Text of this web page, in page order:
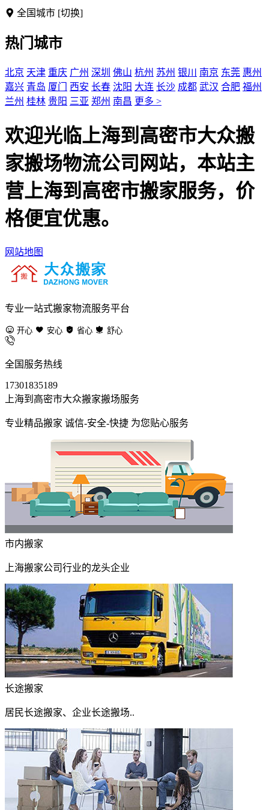
全国城市 [切换]
热门城市
北京 天津 重庆 广州 深圳 佛山 杭州 苏州 银川 南京 东莞 惠州
嘉兴 青岛 厦门 西安 长春 沈阳 大连 长沙 成都 武汉 合肥 福州
兰州 桂林 贵阳 三亚 郑州 南昌 更多 >
欢迎光临上海到高密市大众搬
家搬场物流公司网站，本站主
营上海到高密市搬家服务，价
格便宜优惠。
网站地图
专业一站式搬家物流服务平台
开心 安心 省心 舒心
全国服务热线
17301835189
上海到高密市大众搬家搬场服务
专业精品搬家 诚信-安全-快捷 为您贴心服务
市内搬家
上海搬家公司行业的龙头企业
长途搬家
居民长途搬家、企业长途搬场..